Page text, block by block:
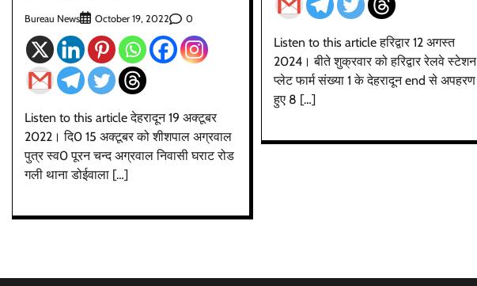
Bureau News October 19, 2022 0
Listen to this article देहरादून 19 अक्टूबर
2022। दि0 15 अक्टूबर को शीशपाल अग्रवाल
पुत्र स्व0 पूरन चन्द अग्रवाल निवासी घराट रोड
गली थाना डोईवाला […]
Listen to this article हरिद्वार 12 अगस्त
2024। बीते शुक्रवार को हरिद्वार रेलवे स्टेशन
प्लेट फार्म संख्या 1 के देहरादून end से अपहरण
हुए 8 […]